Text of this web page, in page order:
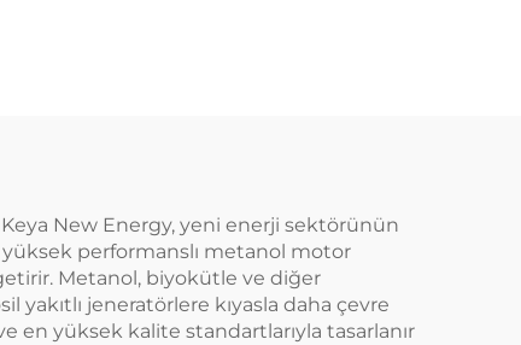
New Energy, yeni enerji sektörünün
performanslı metanol motor
Metanol, biyokütle ve diğer
jeneratörlere kıyasla daha çevre
yüksek kalite standartlarıyla tasarlanır